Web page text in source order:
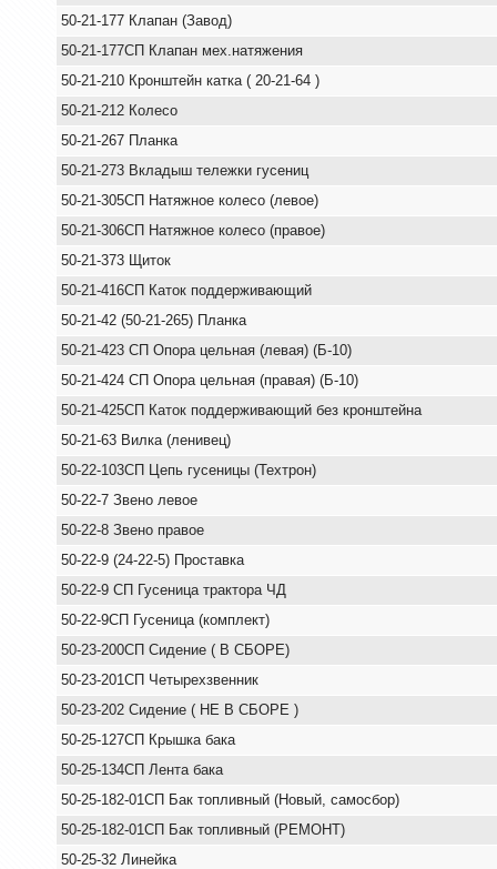
50-21-177 Клапан (Завод)
50-21-177СП Клапан мех.натяжения
50-21-210 Кронштейн катка ( 20-21-64 )
50-21-212 Колесо
50-21-267 Планка
50-21-273 Вкладыш тележки гусениц
50-21-305СП Натяжное колесо (левое)
50-21-306СП Натяжное колесо (правое)
50-21-373 Щиток
50-21-416СП Каток поддерживающий
50-21-42 (50-21-265) Планка
50-21-423 СП Опора цельная (левая) (Б-10)
50-21-424 СП Опора цельная (правая) (Б-10)
50-21-425СП Каток поддерживающий без кронштейна
50-21-63 Вилка (ленивец)
50-22-103СП Цепь гусеницы (Техтрон)
50-22-7 Звено левое
50-22-8 Звено правое
50-22-9 (24-22-5) Проставка
50-22-9 СП Гусеница трактора ЧД
50-22-9СП Гусеница (комплект)
50-23-200СП Сидение ( В СБОРЕ)
50-23-201СП Четырехзвенник
50-23-202 Сидение ( НЕ В СБОРЕ )
50-25-127СП Крышка бака
50-25-134СП Лента бака
50-25-182-01СП Бак топливный (Новый, самосбор)
50-25-182-01СП Бак топливный (РЕМОНТ)
50-25-32 Линейка